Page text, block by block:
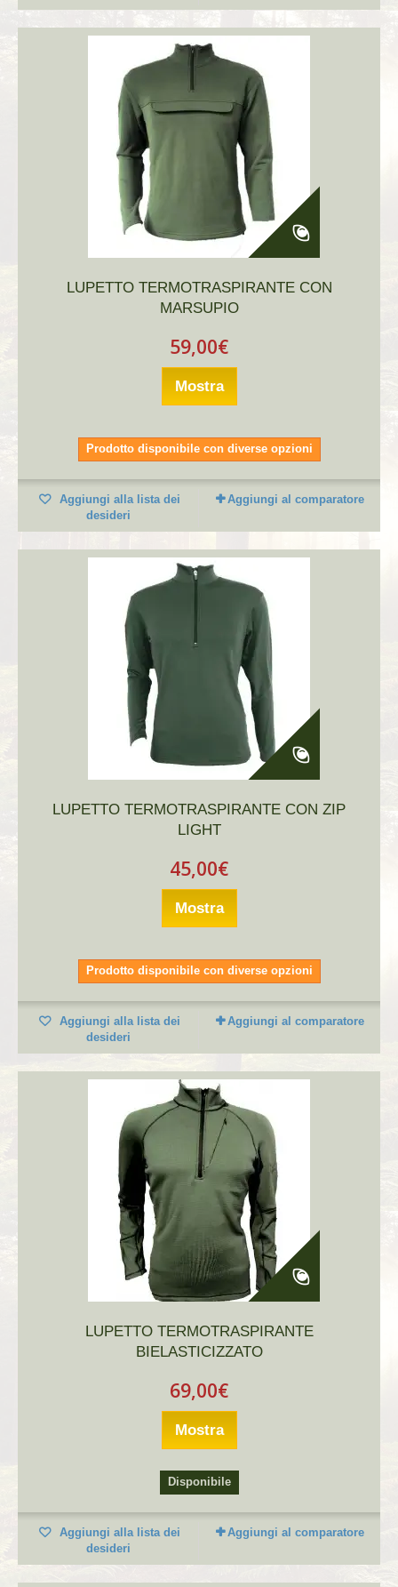
LUPETTO TERMOTRASPIRANTE CON
MARSUPIO
59,00€
Mostra
Prodotto disponibile con diverse opzioni
Aggiungi alla lista dei
desideri
Aggiungi al comparatore
LUPETTO TERMOTRASPIRANTE CON ZIP
LIGHT
45,00€
Mostra
Prodotto disponibile con diverse opzioni
Aggiungi alla lista dei
desideri
Aggiungi al comparatore
LUPETTO TERMOTRASPIRANTE
BIELASTICIZZATO
69,00€
Mostra
Disponibile
Aggiungi alla lista dei
desideri
Aggiungi al comparatore